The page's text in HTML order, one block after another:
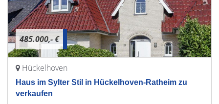
485.000,- €
Hückelhoven
Haus im Sylter Stil in Hückelhoven-Ratheim zu
verkaufen